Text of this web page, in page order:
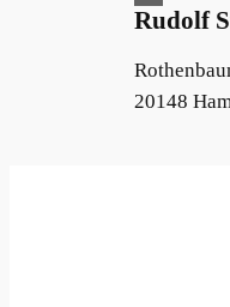
Rudolf
20148